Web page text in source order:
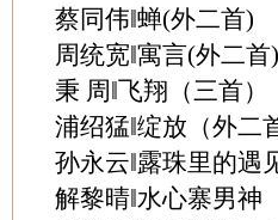
蔡同伟‖蝉(外二首)
周统宽‖寓言(外二首)
秉 周‖飞翔（三首）
浦绍猛‖绽放（外二
孙永云‖露珠里的遇
解黎晴‖水心寨男神